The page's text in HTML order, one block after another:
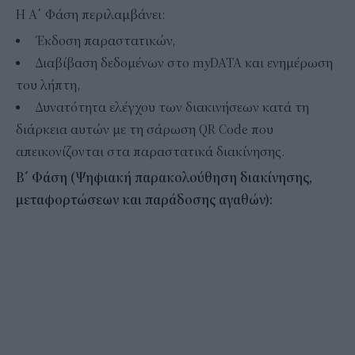
Η Α΄ Φάση περιλαμβάνει:
Έκδοση παραστατικών,
Διαβίβαση δεδομένων στο myDATA και ενημέρωση
του λήπτη,
Δυνατότητα ελέγχου των διακινήσεων κατά τη
διάρκεια αυτών με τη σάρωση QR Code που
απεικονίζονται στα παραστατικά διακίνησης.
Β΄ Φάση (Ψηφιακή παρακολούθηση διακίνησης,
μεταφορτώσεων και παράδοσης αγαθών):